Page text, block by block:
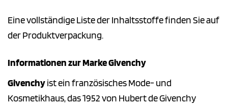
Eine vollständige Liste der Inhaltsstoffe finden Sie auf
der Produktverpackung.
Informationen zur Marke Givenchy
Givenchyist ein französisches Mode- und
Kosmetikhaus, das 1952 von Hubert de Givenchy